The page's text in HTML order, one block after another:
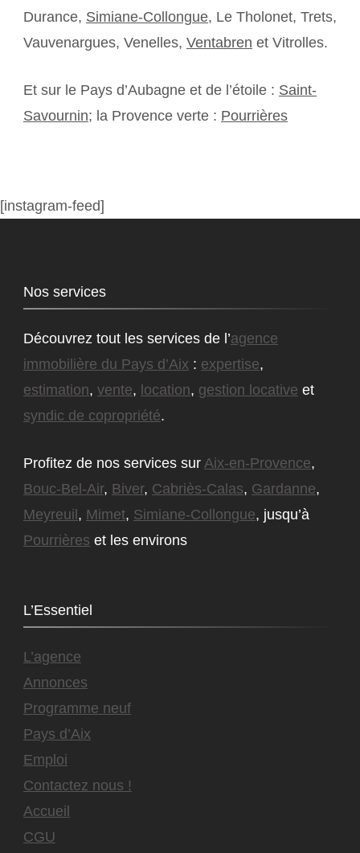
Durance, Simiane-Collongue, Le Tholonet, Trets,
Vauvenargues, Venelles, Ventabren et Vitrolles.
Et sur le Pays d’Aubagne et de l’étoile : Saint-
Savournin; la Provence verte : Pourrières
[instagram-feed]
Nos services
Découvrez tout les services de l’agence
immobilière du Pays d’Aix : expertise,
estimation, vente, location, gestion locative et
syndic de copropriété.
Profitez de nos services sur Aix-en-Provence,
Bouc-Bel-Air, Biver, Cabriès-Calas, Gardanne,
Meyreuil, Mimet, Simiane-Collongue, jusqu’à
Pourrières et les environs
L’Essentiel
L’agence
Annonces
Programme neuf
Pays d’Aix
Emploi
Contactez nous !
Accueil
CGU